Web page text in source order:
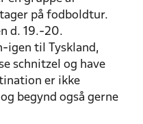
på fodboldtur.
d. 19.-20.
igen til Tyskland,
schnitzel og have
er ikke
begynd også gerne